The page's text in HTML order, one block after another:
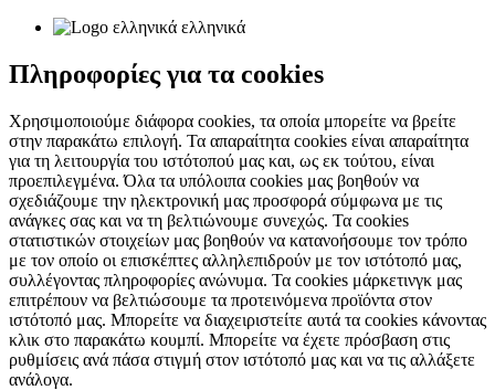
ελληνικά
Πληροφορίες για τα cookies
Χρησιμοποιούμε διάφορα cookies, τα οποία μπορείτε να βρείτε
στην παρακάτω επιλογή. Τα απαραίτητα cookies είναι απαραίτητα
για τη λειτουργία του ιστότοπού μας και, ως εκ τούτου, είναι
προεπιλεγμένα. Όλα τα υπόλοιπα cookies μας βοηθούν να
σχεδιάζουμε την ηλεκτρονική μας προσφορά σύμφωνα με τις
ανάγκες σας και να τη βελτιώνουμε συνεχώς. Τα cookies
στατιστικών στοιχείων μας βοηθούν να κατανοήσουμε τον τρόπο
με τον οποίο οι επισκέπτες αλληλεπιδρούν με τον ιστότοπό μας,
συλλέγοντας πληροφορίες ανώνυμα. Τα cookies μάρκετινγκ μας
επιτρέπουν να βελτιώσουμε τα προτεινόμενα προϊόντα στον
ιστότοπό μας. Μπορείτε να διαχειριστείτε αυτά τα cookies κάνοντας
κλικ στο παρακάτω κουμπί. Μπορείτε να έχετε πρόσβαση στις
ρυθμίσεις ανά πάσα στιγμή στον ιστότοπό μας και να τις αλλάξετε
ανάλογα.